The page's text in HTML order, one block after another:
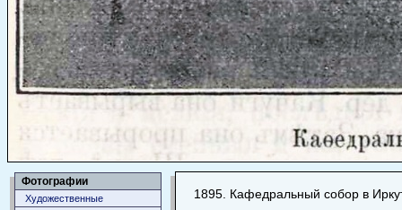
Фотографии
Художественные 1895. Кафедральный собор в